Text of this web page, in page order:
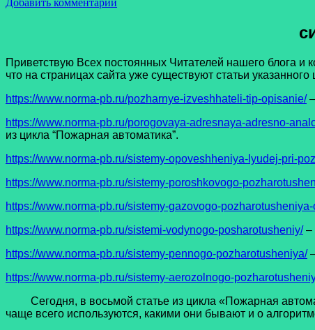
Добавить комментарий
Приветствую Всех постоянных Читателей нашего блога
что на страницах сайта уже существуют статьи
https://www.norma-pb.ru/pozharnye-izveshhateli-tip-opisanie/–
https://www.norma-pb.ru/porogovaya-adresnaya-adresno-
из цикла “Пожарная автоматика”.
https://www.norma-pb.ru/sistemy-opoveshheniya-lyudej-pri-
https://www.norma-pb.ru/sistemy-poroshkovogo-
https://www.norma-pb.ru/sistemy-gazovogo-
https://www.norma-pb.ru/sistemi-vodynogo-posharotusheniy/–
https://www.norma-pb.ru/sistemy-pennogo-pozharotusheniya/
https://www.norma-pb.ru/sistemy-aerozolnogo-
Сегодня, в восьмой статье из цикла «Пожарная
чаще всего используются, какими они бывают и о